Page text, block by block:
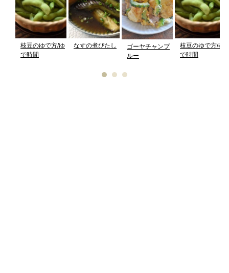
枝豆のゆで方/ゆ
で時間
なすの煮びたし
ゴーヤチャンプ
ルー
枝豆のゆで方/ゆ
で時間